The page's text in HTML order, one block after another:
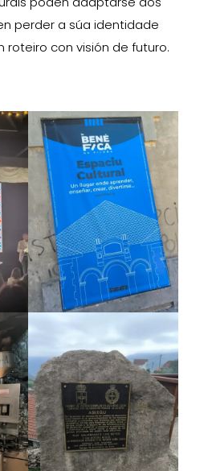
perder a súa identidade
roteiro con visión de futuro.